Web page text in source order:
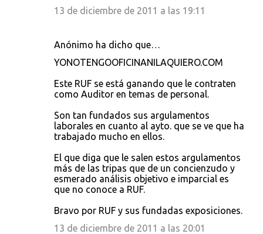
13 de diciembre de 2011 a las 19:11
Anónimo ha dicho que…
YONOTENGOOFICINANILAQUIERO.COM
Este RUF se está ganando que le contraten
como Auditor en temas de personal.
Son tan fundados sus argulamentos
laborales en cuanto al ayto. que se ve que ha
trabajado mucho en ellos.
El que diga que le salen estos argulamentos
más de las tripas que de un concienzudo y
esmerado análisis objetivo e imparcial es
que no conoce a RUF.
Bravo por RUF y sus fundadas exposiciones.
13 de diciembre de 2011 a las 20:01